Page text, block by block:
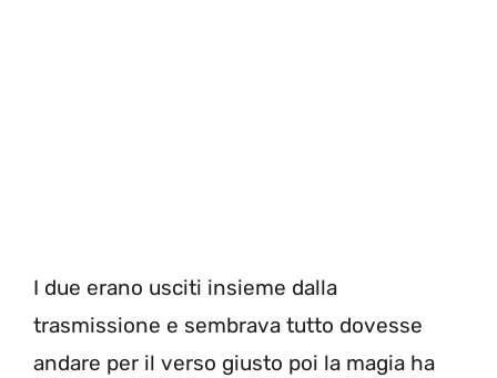
I due erano usciti insieme dalla
trasmissione e sembrava tutto dovesse
andare per il verso giusto poi la magia ha